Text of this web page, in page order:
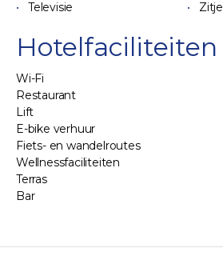
Televisie
Zitje
Hotelfaciliteiten
Wi-Fi
Restaurant
Lift
E-bike verhuur
Fiets- en wandelroutes
Wellnessfaciliteiten
Terras
Bar